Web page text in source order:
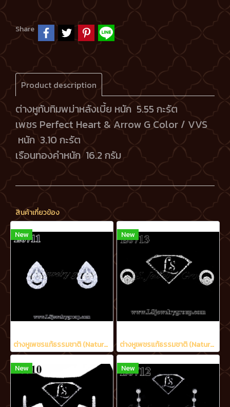
Share
Product description
ต่างหูทับทิมพม่าหลังเบี้ย หนัก 5.55 กะรัต
เพชร Perfect Heart & Arrow G Color / VVS
หนัก 3.10 กะรัต
เรือนทองคำหนัก 16.2 กรัม
สินค้าเกี่ยวข้อง
New
ต่างหูเพชรแท้ธรรมชาติ (Natural Diamonds) 0.60 Ct.
New
ต่างหูเพชรแท้ธรรมชาติ (Natural Diamonds) 0.48 Ct.
New New